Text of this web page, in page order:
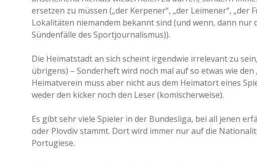
ersetzen zu müssen („der Kerpener“, „der Leimener“,
Lokalitäten niemandem bekannt sind (und wenn, dann
Sündenfälle des Sportjournalismus)).
Die Heimatstadt an sich scheint irgendwie irrelevant zu
übrigens) – Sonderheft wird noch mal auf so etwas wie
Heimatverein muss aber nicht aus dem Heimatort eines
weder den kicker noch den Leser (komischerweise).
Es gibt sehr viele Spieler in der Bundesliga, bei all jenen
oder Plovdiv stammt. Dort wird immer nur auf die
Portugiese.